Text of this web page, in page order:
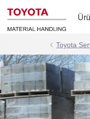
Toyota